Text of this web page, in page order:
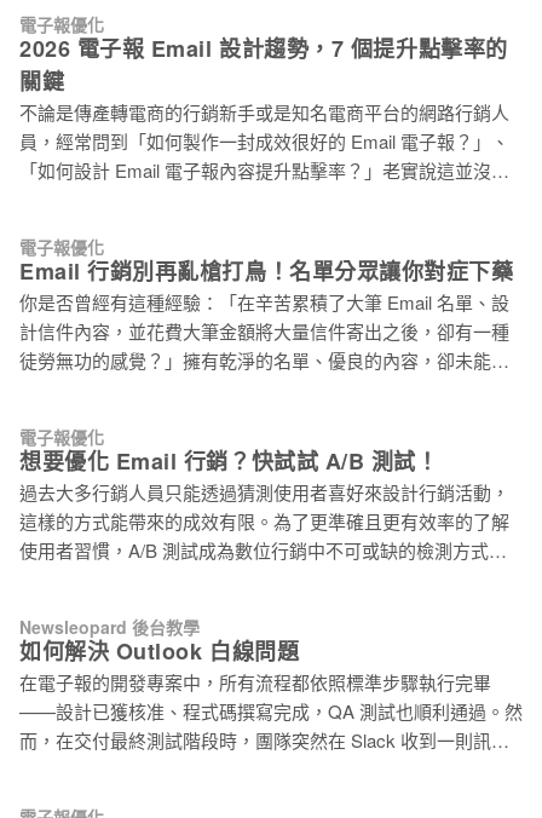
累寄件人的整個信件到達率。 從行銷成效來看，點擊率反映的
是內容吸不吸引人、CTA 夠不夠清楚；轉換率反映的是整體流
程有沒有順暢引導讀者到達目標；參與度則是長期指標，反映
你和訂閱者之間的關係深度。三個指標要一起看，才能找到真
正的問題
量你的寄送清單的有效程度，但更重要的是，退信率的高低，
會影響到你的寄件人郵件信譽（Email Reputation）。 為什麼我
的電子報退信？ 電子報退信可以大致區分為永久性退信（Hard
Bounce）和暫時性退信（Soft Bounce）。 永久性退信（Hard
Bounce） Email 因為寄送到無效的 Email 地址，伺服器找不到
可傳送的目標而退回。常見的原因包括打字錯誤（例如把 .com
退信（Soft Bounce） 雖然 Email 寄往一個有效的地址，但因
為某些暫時性的原因造成無法寄送而被退回。常見的原因例如
收件者的信箱已經爆滿等
電子報優化
2026 電子報 Email 設計趨勢，7 個提升點擊率的
關鍵
不論是傳產轉電商的行銷新手或是知名電商平台的網路行銷人
員，經常問到「如何製作一封成效很好的 Email 電子報？」、
「如何設計 Email 電子報內容提升點擊率？」老實說這並沒有
Email 電子報真的沒有規則可循嗎？是否能從熱門電子報中找出
答案呢？ 電子豹身為全台灣最大的電子報發送平台，服務超過
15,000 家企業用戶，藉由電子報行銷領域的多年經驗，結合國
外知名行銷網站的設計建議，和 Really Good Emails 精選的電
子報，我們觀察超過 80 封國內外熱門的電子報，歸納出以下 7
關鍵設計元素： 趨勢一、強烈凸顯品牌的 LOGO 明顯又強烈的
LOGO 商標是凸顯公司品牌的最佳表現方式，在電子報中適當
置入公司 LOGO 配合行銷活動能表現出品牌特性，加強企業在
顧客心中的品牌形象。 在 LOGO 中埋入官方網站連結，使顧客
可以點擊導引至官方網站，相
電子報優化
Email 行銷別再亂槍打鳥！名單分眾讓你對症下藥
你是否曾經有這種經驗：「在辛苦累積了大筆 Email 名單、設
計信件內容，並花費大筆金額將大量信件寄出之後，卻有一種
徒勞無功的感覺？」擁有乾淨的名單、優良的內容，卻未能看
業嘗試各種行銷策略，其中有效的分眾能夠為企業增加 760%
的營收，可見名單分眾能帶來的成效非常可觀。接下來，文章
將介紹何謂名單分眾，並提供可以做為名單依據的項目，最後
還有名單分群的實作教學，趕快看下去吧！ 什麼是 Email 名單
分眾？ 名單分眾是將 Email 名單依據受眾性質分類，擁有相同
定數量的數據資料，以便描繪出使用者輪廓；接著將擁有相同
特性的使用者分群，並為特定群組客製化信件內容。如此一
來，便能讓收件者在收到信件時有一種「你懂我」的感覺，這
將為你的 Email 行銷帶來意想不到的成效！ 根據國外網站，
44% 的顧客表示，客製化的服務將促使他們再一次購買商品；
電子報優化
想要優化 Email 行銷？快試試 A/B 測試！
過去大多行銷人員只能透過猜測使用者喜好來設計行銷活動，
這樣的方式能帶來的成效有限。為了更準確且更有效率的了解
使用者習慣，A/B 測試成為數位行銷中不可或缺的檢測方式。
Email 行銷中如何操作 A/B 測試。 什麼是 A/B 測試？ A/B 測試
（A/B testing）是針對優化目標選擇測試項目作為單一變因，僅
以測試項目作為差異並製作 A、B 兩個版本，讓兩組隨機且平
均分配的受測者，分別體驗 A 或 B 版本，測試兩個版本的差異
對於最終目標是否產生影響。如同在集客式行銷 Inbound
透過測試和優化，促使流量從陌生訪客轉換為潛在顧客，再到
Newsleopard 後台教學
如何解決 Outlook 白線問題
在電子報的開發專案中，所有流程都依照標準步驟執行完畢
——設計已獲核准、程式碼撰寫完成，QA 測試也順利通過。然
而，在交付最終測試階段時，團隊突然在 Slack 收到一則訊息